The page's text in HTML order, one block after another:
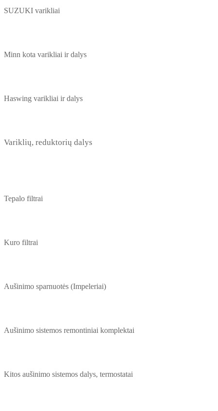
SUZUKI varikliai
Minn kota varikliai ir dalys
Haswing varikliai ir dalys
Variklių, reduktorių dalys
Tepalo filtrai
Kuro filtrai
Aušinimo sparnuotės (Impeleriai)
Aušinimo sistemos remontiniai komplektai
Kitos aušinimo sistemos dalys, termostatai